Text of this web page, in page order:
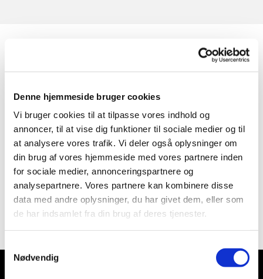
Denne hjemmeside bruger cookies
Vi bruger cookies til at tilpasse vores indhold og
annoncer, til at vise dig funktioner til sociale medier og til
at analysere vores trafik. Vi deler også oplysninger om
din brug af vores hjemmeside med vores partnere inden
for sociale medier, annonceringspartnere og
analysepartnere. Vores partnere kan kombinere disse
data med andre oplysninger, du har givet dem, eller som
de har indsamlet fra din brug af deres tjenester.
Nødvendig